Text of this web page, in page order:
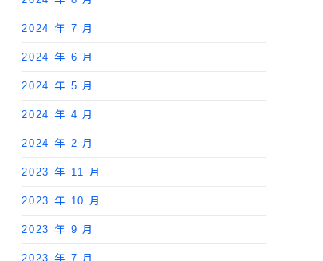
2024 年 7 月
2024 年 6 月
2024 年 5 月
2024 年 4 月
2024 年 2 月
2023 年 11 月
2023 年 10 月
2023 年 9 月
2023 年 7 月